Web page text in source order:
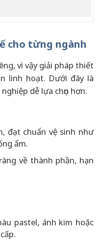
cho từng ngành
vì vậy giải pháp thiết
linh hoạt. Dưới đây là
dễ lựa chọn hơn.
đạt chuẩn vệ sinh như
ẩm.
về thành phần, hạn
pastel, ánh kim hoặc